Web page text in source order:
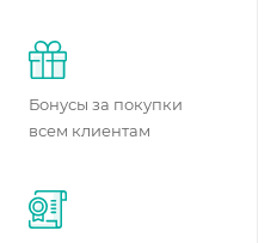
Бонусы за покупки
всем клиентам